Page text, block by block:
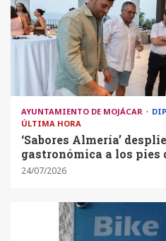
AYUNTAMIENTO DE MOJÁCAR
ÚLTIMA HORA
‘Sabores Almería’
gastronómica a los pies
24/07/2026